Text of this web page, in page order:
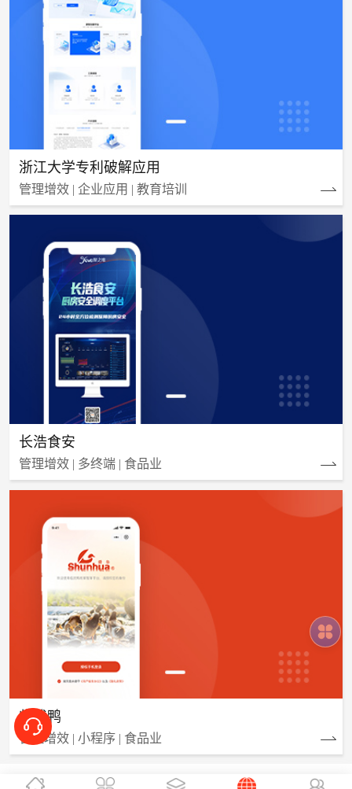
浙江大学专利破解应用
管理增效 | 企业应用 | 教育培训
长浩食安
管理增效 | 多终端 | 食品业
临武鸭
管理增效 | 小程序 | 食品业